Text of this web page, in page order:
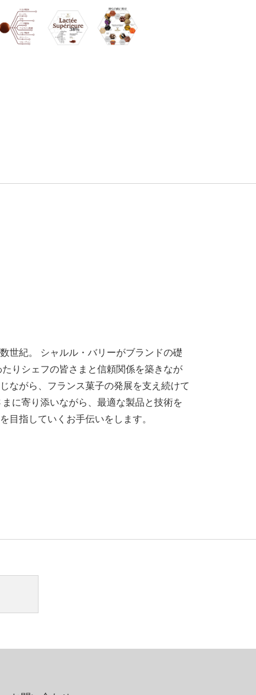
世紀。 シャルル・バリーがブランドの礎
りシェフの皆さまと信頼関係を築きなが
ながら、フランス菓子の発展を支え続けて
に寄り添いながら、最適な製品と技術を
目指していくお手伝いをします。